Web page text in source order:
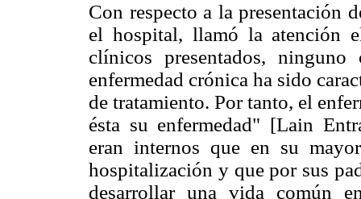
Con respecto a la presentación
el hospital, llamó la atención
clínicos presentados,
enfermedad crónica ha sido
de tratamiento. Por tanto, el
ésta su enfermedad" [Lain
eran internos que en su
hospitalización y que por sus
desarrollar una vida común